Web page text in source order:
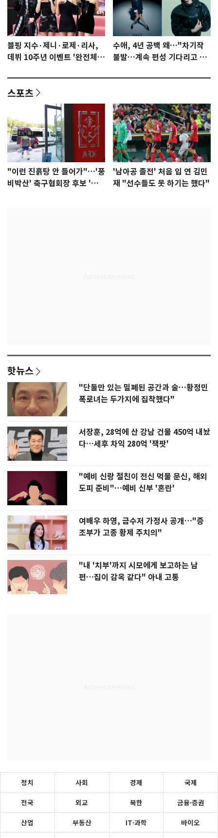
블핑 지수·제니·로제·리사,
데뷔 10주년 이벤트 '완전체'
수애, 4년 공백 왜…"차기작
불발…계속 편성 기다리고 있
스포츠
"이런 진흙탕 안 들어가"…'풍
비박산' 축구협회장 후보 '실
'남아공 졸전' 처음 입 연 김민
재 "선수들도 못 하기는 했다"
핫뉴스
"단둘만 있는 밀폐된 공간과 술…황정민
폭로녀는 두가지에 집착했다"
서장훈, 28억에 산 강남 건물 450억 내놨
다…세후 차익 280억 '잭팟'
"예비 신랑 절친이 전신 먹물 문신, 해외
도피 준비"…예비 신부 '혼란'
여배우 하영, 금수저 가정사 공개…"증
조부가 고종 황제 주치의"
"내 '치부'까지 시모에게 보고하는 남
편…집이 감옥 같다" 아내 고통
정치 사회 경제 국제
전국 외교 북한 금융·증권
산업 부동산 IT·과학 바이오